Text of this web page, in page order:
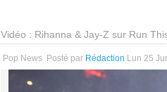
Vidéo : Rihanna & Jay-Z sur Run
Pop News Posté par Rédaction Lun 25